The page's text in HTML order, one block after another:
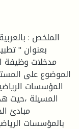
الملخص :
بعنوان "
مدخلات وظيفة
الموضوع على
المؤسسات
المسيلة ،حيث
مبادئ
بالمؤسسات